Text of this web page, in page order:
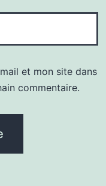
et mon site dans
commentaire.